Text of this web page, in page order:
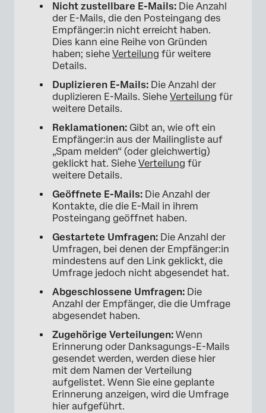
Nicht zustellbare E-Mails: Die Anzahl
der E-Mails, die den Posteingang des
Empfänger:in nicht erreicht haben.
Dies kann eine Reihe von Gründen
haben; siehe Verteilung für weitere
Details.
Duplizieren E-Mails: Die Anzahl der
duplizieren E-Mails. Siehe Verteilung für
weitere Details.
Reklamationen: Gibt an, wie oft ein
Empfänger:in aus der Mailingliste auf
„Spam melden“ (oder gleichwertig)
geklickt hat. Siehe Verteilung für
weitere Details.
Geöffnete E-Mails: Die Anzahl der
Kontakte, die die E-Mail in ihrem
Posteingang geöffnet haben.
Gestartete Umfragen: Die Anzahl der
Umfragen, bei denen der Empfänger:in
mindestens auf den Link geklickt, die
Umfrage jedoch nicht abgesendet hat.
Abgeschlossene Umfragen: Die
Anzahl der Empfänger, die die Umfrage
abgesendet haben.
Zugehörige Verteilungen: Wenn
Erinnerung oder Danksagungs-E-Mails
gesendet werden, werden diese hier
mit dem Namen der Verteilung
aufgelistet. Wenn Sie eine geplante
Erinnerung anzeigen, wird die Umfrage
hier aufgeführt.